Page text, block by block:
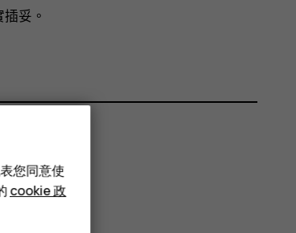
妥。
您同意使
cookie 政